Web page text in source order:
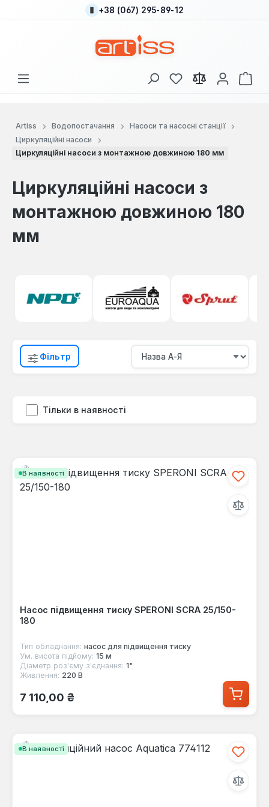
Перейти до основного вмісту
+38 (067) 295-89-12
У вас є 0 у списку
Artiss Водопостачання
Насоси та насосні станції
Циркуляційні насоси
Циркуляційні насоси з монтажною довжиною 180 мм
Циркуляційні насоси з
монтажною довжиною 180
мм
Фільтр
Тільки в наявності
В наявності
Насос підвищення тиску SPERONI SCRA 25/150-
180
Тип обладнання: насос для підвищення тиску
Ум. висота підйому: 15 м
Діаметр роз'єму з'єднання: 1"
Живлення: 220 В
Звичайна ціна:
7 110,00 ₴
В наявності